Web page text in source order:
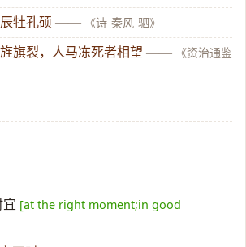
牡孔硕 —— 《诗·秦风·驷》
旗裂，人马冻死者相望 ——
《资治通鉴
[at the right moment;in good